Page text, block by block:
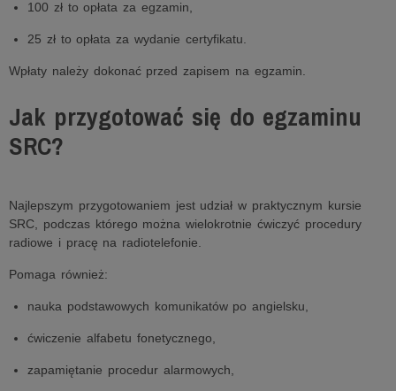
100 zł to opłata za egzamin,
25 zł to opłata za wydanie certyfikatu.
Wpłaty należy dokonać przed zapisem na egzamin.
Jak przygotować się do egzaminu
SRC?
Najlepszym przygotowaniem jest udział w praktycznym kursie
SRC, podczas którego można wielokrotnie ćwiczyć procedury
radiowe i pracę na radiotelefonie.
Pomaga również:
nauka podstawowych komunikatów po angielsku,
ćwiczenie alfabetu fonetycznego,
zapamiętanie procedur alarmowych,